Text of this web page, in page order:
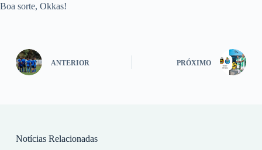
Boa sorte, Okkas!
ANTERIOR PRÓXIMO
Notícias Relacionadas